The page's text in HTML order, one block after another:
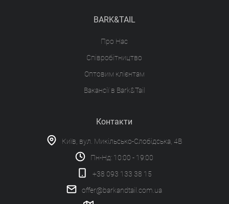
BARK&TAIL
Про Нас
Співробітництво
Оптовим клієнтам
Вакансії в Bark&Tail
Контакти
Київ, вул. Микільсько-Слобідська, 4В
Пн-Нд: 10:00 - 19:00
+38 093 133 38 15
offer@barkandtail.com.ua